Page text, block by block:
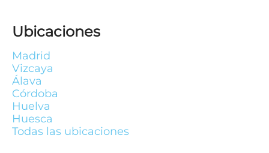
Ubicaciones
Madrid
Vizcaya
Álava
Córdoba
Huelva
Huesca
Todas las ubicaciones